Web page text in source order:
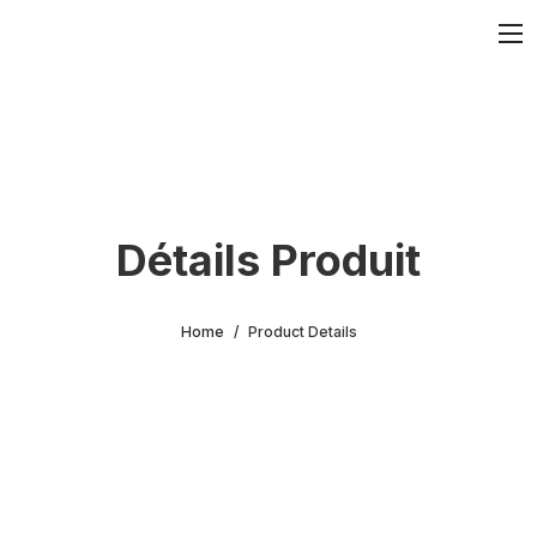
Détails Produit
Home Product Details